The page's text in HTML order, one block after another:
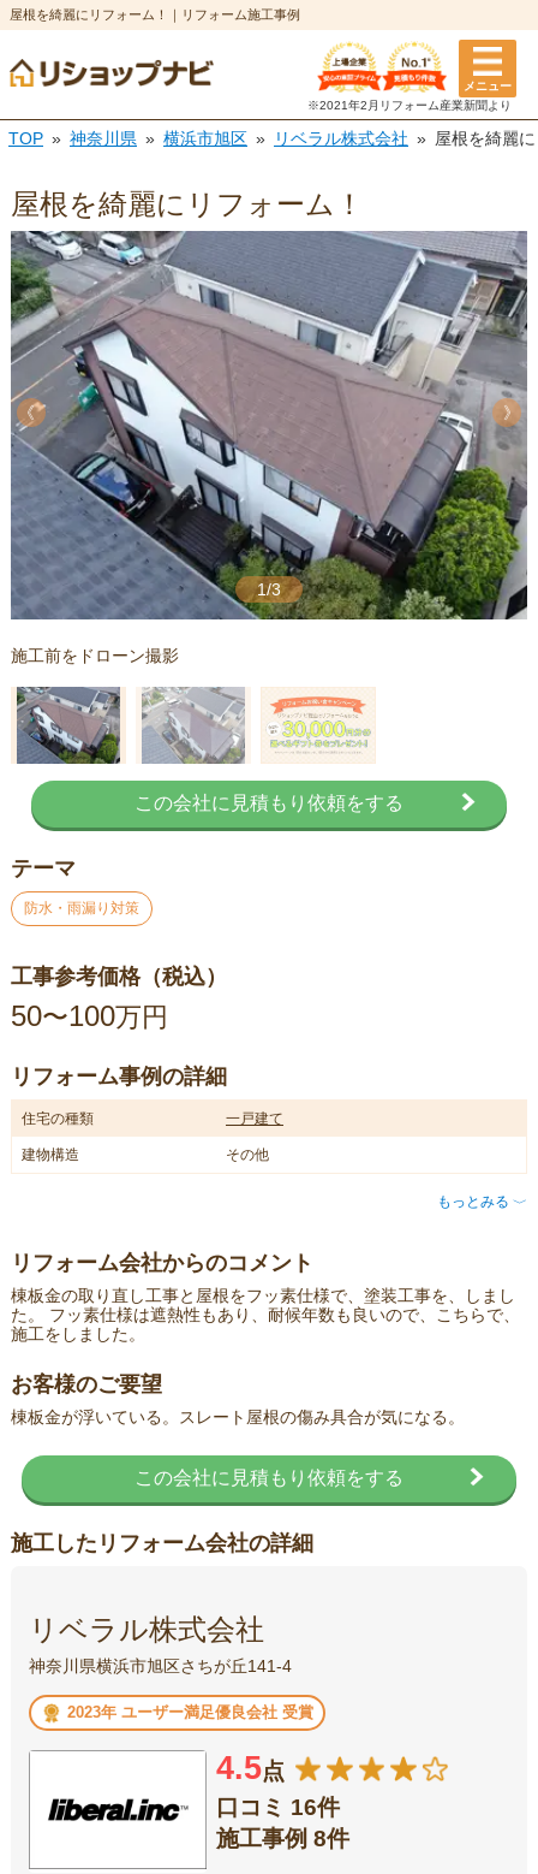
屋根を綺麗にリフォーム！｜リフォーム施工事例
メニュー
※2021年2月リフォーム産業新聞より
TOP 神奈川県 横浜市旭区 リベラル株式会社 屋根を綺麗
屋根を綺麗にリフォーム！
1/3
《
《
施工前をドローン撮影
この会社に見積もり依頼をする
テーマ
防水・雨漏り対策
工事参考価格（税込）
50〜100万円
リフォーム事例の詳細
住宅の種類 一戸建て
建物構造 その他
もっとみる 〈
リフォーム会社からのコメント
棟板金の取り直し工事と屋根をフッ素仕様で、塗装工事を、しまし
た。 フッ素仕様は遮熱性もあり、耐候年数も良いので、こちらで、
施工をしました。
お客様のご要望
棟板金が浮いている。スレート屋根の傷み具合が気になる。
この会社に見積もり依頼をする
施工したリフォーム会社の詳細
リベラル株式会社
神奈川県横浜市旭区さちが丘141-4
2023年 ユーザー満足優良会社 受賞
4.5点
口コミ 16件
施工事例 8件